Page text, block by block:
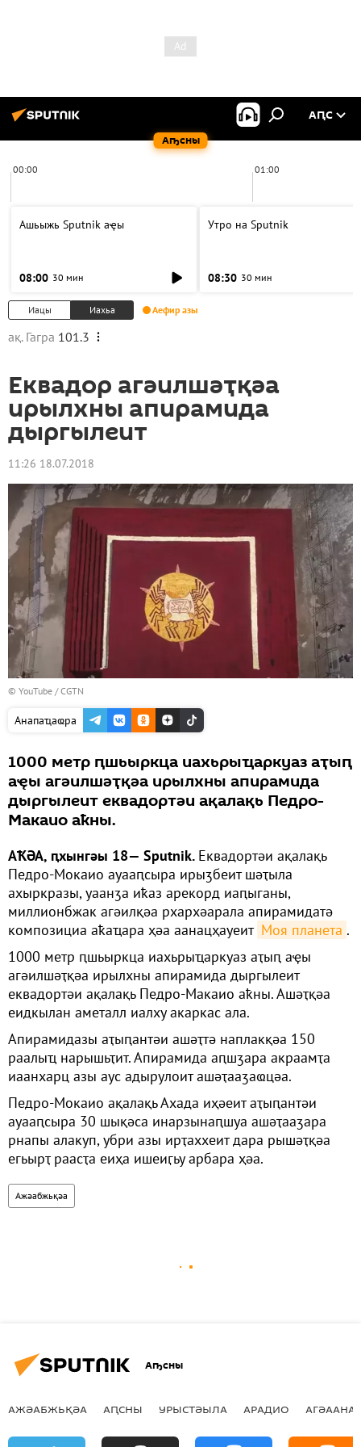
Аҧсны
АԤС
00:00 01:00
Ашьыжь Sputnik аҿы
08:00 30 мин
Утро на Sputnik
08:30 30 мин
Иацы Иахьа Аефир азы
ақ. Гагра 101.3
Еквадор агәилшәҭқәа
ирылхны апирамида
дыргылеит
11:26 18.07.2018
© YouTube / CGTN
Анапаҵаҩра
1000 метр ԥшьыркца иахьрыҵаркуаз аҭыԥ
аҿы агәилшәҭқәа ирылхны апирамида
дыргылеит еквадортәи ақалақь Педро-
Макаио аҟны.
АҞӘА, ԥхынгәы 18— Sputnik. Еквадортәи ақалақь
Педро-Мокаио ауааԥсыра ирыӡбеит шәҭыла
ахыркразы, уаанӡа иҟаз арекорд иаԥыганы,
миллионбжак агәилқәа рхархәарала апирамидатә
композициа аҟаҵара ҳәа аанацҳауеит Моя планета .
1000 метр ԥшьыркца иахьрыҵаркуаз аҭыԥ аҿы
агәилшәҭқәа ирылхны апирамида дыргылеит
еквадортәи ақалақь Педро-Макаио аҟны. Ашәҭқәа
еидкылан аметалл иалху акаркас ала.
Апирамидазы аҭыԥантәи ашәҭтә наплакқәа 150
раалыҵ нарышьҭит. Апирамида аԥшӡара акраамҭа
иаанхарц азы аус адырулоит ашәҭааӡаҩцәа.
Педро-Мокаио ақалақь Ахада иҳәеит аҭыԥантәи
ауааԥсыра 30 шықәса инарзынаԥшуа ашәҭааӡара
рнапы алакуп, убри азы ирҭаххеит дара рышәҭқәа
егьырҭ раасҭа еиҳа ишеиӷьу арбара ҳәа.
Ажәабжьқәа
Аҧсны
АЖӘАБЖЬҚӘА АԤСНЫ УРЫСТӘЫЛА АРАДИО